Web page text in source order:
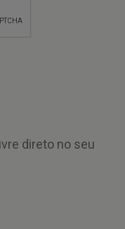
direto no seu